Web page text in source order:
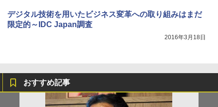
デジタル技術を用いたビジネス変革への取り組みはまだ
限定的～IDC Japan調査
2016年3月18日
おすすめ記事